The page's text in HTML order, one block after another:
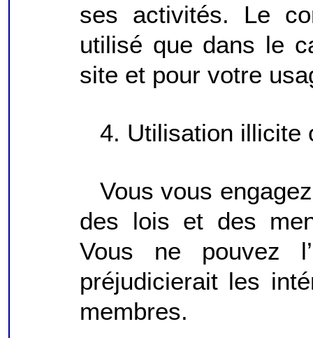
ses activités. Le
utilisé que dans le
site et pour votre
4. Utilisation illicite
Vous vous
des lois et des
Vous ne pouvez
préjudicierait les
membres.